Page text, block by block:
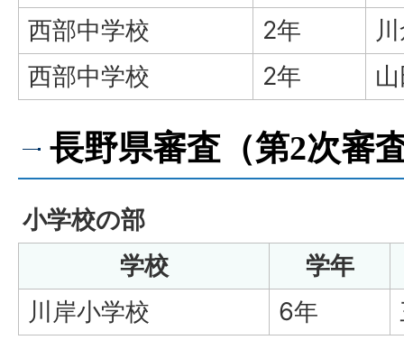
西部中学校
2年
西部中学校
2年
長野県審査（第2次審
小学校の部
学校
学年
川岸小学校
6年